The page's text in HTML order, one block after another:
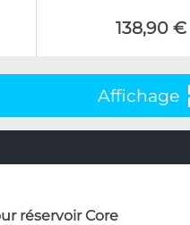
138,90 €
Affichage
réservoir Core